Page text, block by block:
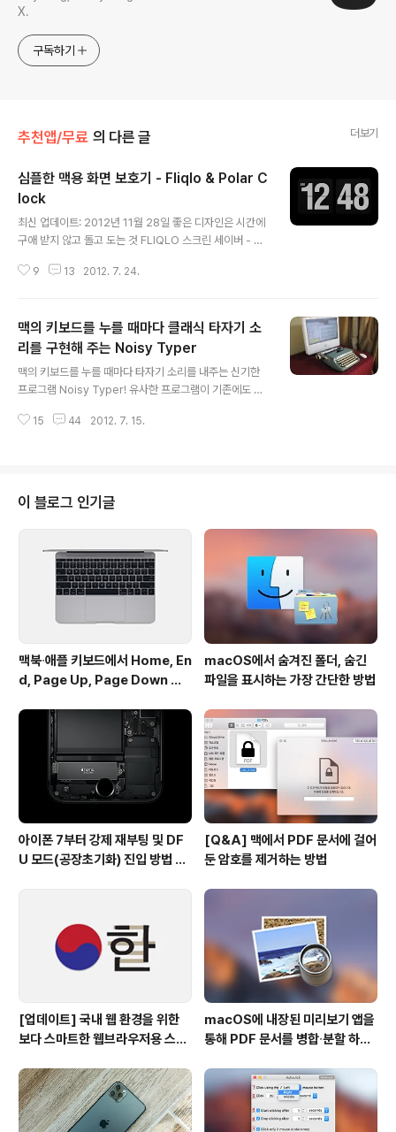
X.
구독하기
추천앱/무료 의 다른 글 더보기
심플한 맥용 화면 보호기 - Fliqlo & Polar C
lock
최신 업데이트: 2012년 11월 28일 좋은 디자인은 시간에
구애 받지 않고 돌고 도는 것 FLIQLO 스크린 세이버 - 설
/ Windows 2) 내려 받은 dmg 파일을 마운트 시킨 후 Fli
Clock 스크린 세이버Polar Clock 화면 보호기 다운로드
소스 링크 1. Pixel Breaker - Polar Clock 개발자 2. 9
31 Goodies - Fliqlo 개발자 3. 첨부 이미지 [1], [2],
[3], [4]
9 13 2012. 7. 24.
맥의 키보드를 누를 때마다 클래식 타자기 소
리를 구현해 주는 Noisy Typer
맥의 키보드를 누를 때마다 타자기 소리를 내주는 신기한
프로그램 Noisy Typer! 유사한 프로그램이 기존에도 몇
다른 소리가 할당되어 있고 특히 엔터키와 스페이스 누를
s for assistive devices)에 체크를 해주셔야 합니다.
2) 프로그램 종료 백그라운드에서 실행되는 어플이기 때문
에 별도의 그래픽 메뉴가 없습니다. 하지만 키보드로 q a z
1 2 3 을 차례대로 입력해 주면 프로그램이 종료됩니다. p
s. 근데 아래 영상에 소개된 DIY킷 ..
15 44 2012. 7. 15.
이 블로그 인기글
맥북∙애플 키보드에서 Home, En
d, Page Up, Page Down 키
macOS에서 숨겨진 폴더, 숨긴
파일을 표시하는 가장 간단한 방법
아이폰 7부터 강제 재부팅 및 DF
U 모드(공장초기화) 진입 방법 변
[Q&A] 맥에서 PDF 문서에 걸어
둔 암호를 제거하는 방법
[업데이트] 국내 웹 환경을 위한
보다 스마트한 웹브라우저용 스타
macOS에 내장된 미리보기 앱을
통해 PDF 문서를 병합∙분할 하는